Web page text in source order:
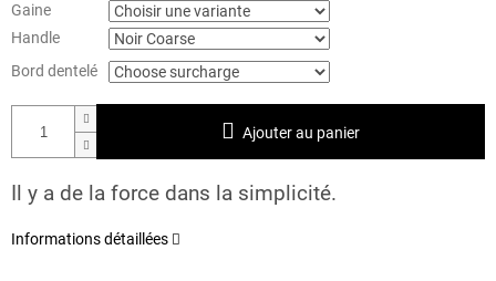
Gaine
Handle
Bord dentelé
Ajouter au panier
Il y a de la force dans la simplicité.
Informations détaillées